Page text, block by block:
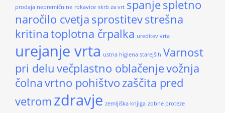
prodaja nepremičnine rokavice skrb za vrt spanjespletno
naročilo cvetja sprostitevstrešna
kritinatoplotna črpalka ureditev vrta
urejanje vrta ustna higiena starejših Varnost
pri delu večplastno oblačenjevožnja
čolnavrtno pohištvo zaščita pred
vetrom zdravje zemljiška knjiga zobne proteze